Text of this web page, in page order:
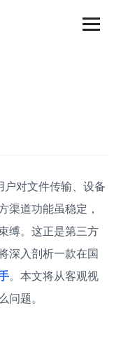
对文件传输、设备
渠道功能虽稳定，
缚。这正是第三方
深入剖析一款在国
。本文将从客观视
问题。